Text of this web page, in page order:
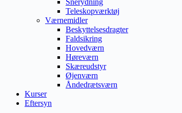
Teleskopværktøj
Værnemidler
Beskyttelsesdragter
Faldsikring
Hovedværn
Høreværn
Skæreudstyr
Øjenværn
Åndedrætsværn
Kurser
Eftersyn